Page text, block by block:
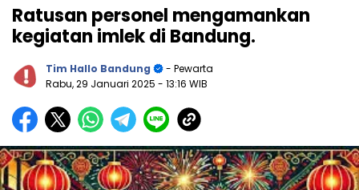
Ratusan personel mengamankan
kegiatan imlek di Bandung.
Tim Hallo Bandung
- Pewarta
Rabu, 29 Januari 2025 - 13:16 WIB